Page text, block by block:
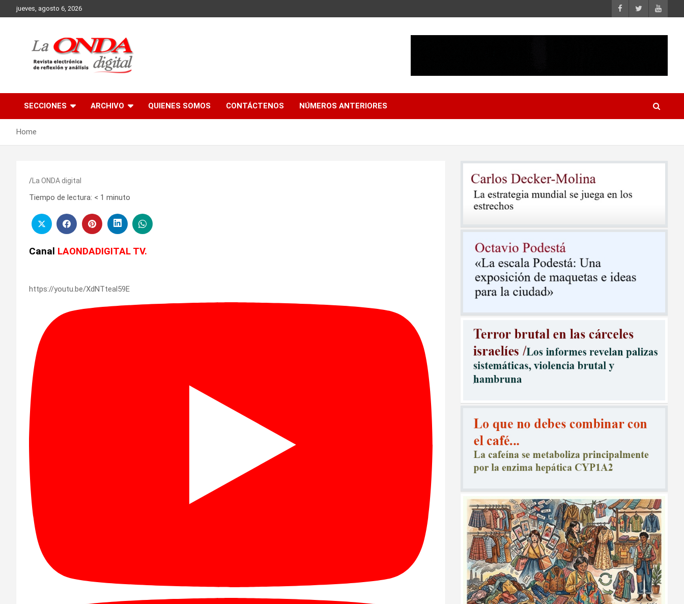
to
jueves, agosto 6, 2026
SECCIONES ARCHIVO QUIENES SOMOS CONTÁCTENOS NÚMEROS ANTERIORES
Home
La ONDA digital
Tiempo de lectura: < 1 minuto
Canal LAONDADIGITAL TV.
https://youtu.be/XdNTteal59E